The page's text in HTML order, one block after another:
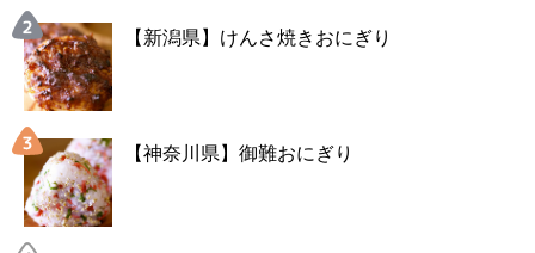
【新潟県】けんさ焼きおにぎり
【神奈川県】御難おにぎり